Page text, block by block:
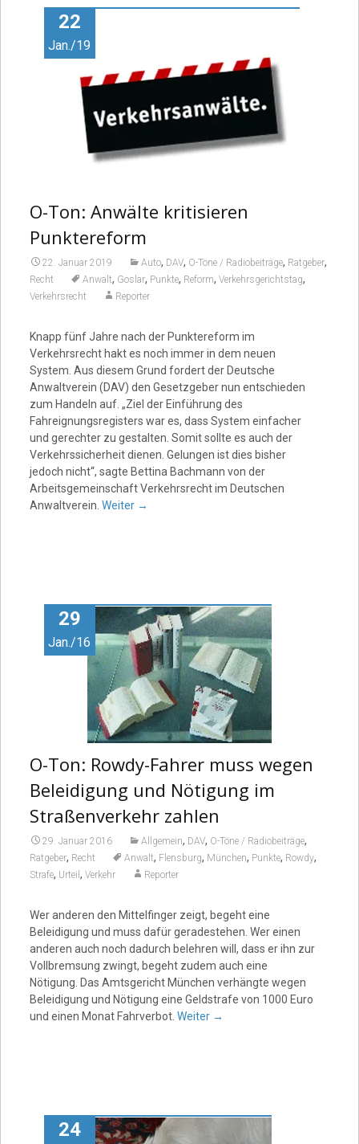
22
Jan./19
O-Ton: Anwälte kritisieren
Punktereform
22. Januar 2019 Auto, DAV, O-Töne / Radiobeiträge, Ratgeber,
Recht Anwalt, Goslar, Punkte, Reform, Verkehrsgerichtstag,
Verkehrsrecht Reporter
Knapp fünf Jahre nach der Punktereform im
Verkehrsrecht hakt es noch immer in dem neuen
System. Aus diesem Grund fordert der Deutsche
Anwaltverein (DAV) den Gesetzgeber nun entschieden
zum Handeln auf. „Ziel der Einführung des
Fahreignungsregisters war es, dass System einfacher
und gerechter zu gestalten. Somit sollte es auch der
Verkehrssicherheit dienen. Gelungen ist dies bisher
jedoch nicht“, sagte Bettina Bachmann von der
Arbeitsgemeinschaft Verkehrsrecht im Deutschen
Anwaltverein. Weiter →
29
Jan./16
O-Ton: Rowdy-Fahrer muss wegen
Beleidigung und Nötigung im
Straßenverkehr zahlen
29. Januar 2016 Allgemein, DAV, O-Töne / Radiobeiträge,
Ratgeber, Recht Anwalt, Flensburg, München, Punkte, Rowdy,
Strafe, Urteil , Verkehr Reporter
Wer anderen den Mittelfinger zeigt, begeht eine
Beleidigung und muss dafür geradestehen. Wer einen
anderen auch noch dadurch belehren will, dass er ihn zur
Vollbremsung zwingt, begeht zudem auch eine
Nötigung. Das Amtsgericht München verhängte wegen
Beleidigung und Nötigung eine Geldstrafe von 1000 Euro
und einen Monat Fahrverbot. Weiter →
24